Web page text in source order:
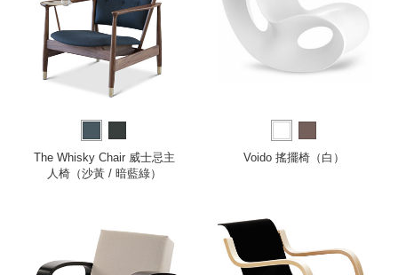
The Whisky Chair 威士忌主
人椅（沙黃 / 暗藍綠）
Voido 搖擺椅（白）